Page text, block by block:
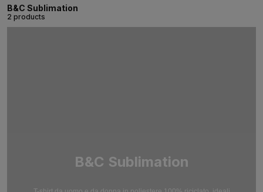
B&C Sublimation
2 products
B&C Sublimation